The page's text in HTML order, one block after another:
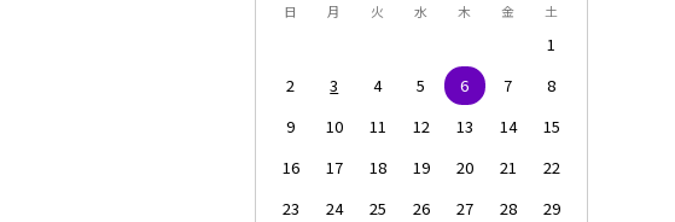
日 月 火 水 木 金 土
1
2
3 4 5 6 7
8
9
10 11 12 13 14
15
16
17 18 19 20 21
22
23
24 25 26 27 28
29